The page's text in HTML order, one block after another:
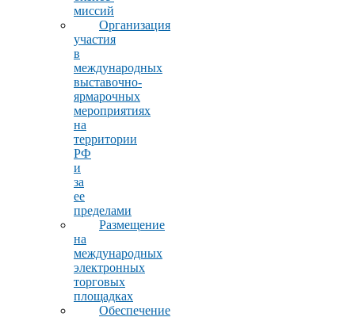
миссий
Организация
участия
в
международных
выставочно-
ярмарочных
мероприятиях
на
территории
РФ
и
за
ее
пределами
Размещение
на
международных
электронных
торговых
площадках
Обеспечение